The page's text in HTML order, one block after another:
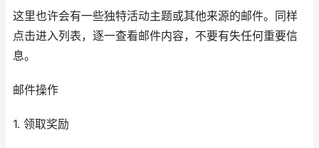
这里也许会有一些独特活动主题或其他来源的邮件。同样
点击进入列表，逐一查看邮件内容，不要有失任何重要信
息。
邮件操作
1. 领取奖励